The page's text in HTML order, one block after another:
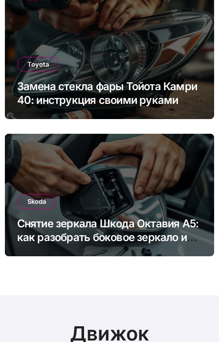
Toyota
Замена стекла фары Тойота Камри
40: инструкция своими руками
Skoda
Снятие зеркала Шкода Октавия А5:
как разобрать боковое зеркало и
снять зеркальный элемент своими
Движок